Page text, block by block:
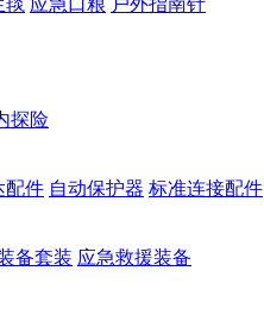
探险
配件 自动保护器 标准连接配件
备套装 应急救援装备